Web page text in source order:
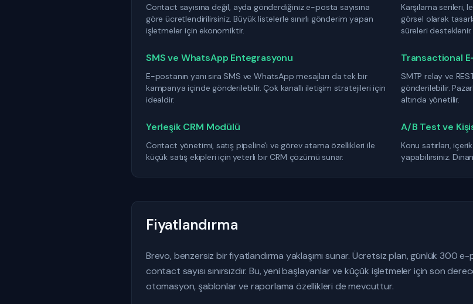
Contact sayısına değil, ayda gönderdiğiniz e-posta sayısına
göre ücretlendirilirsiniz. Büyük listelerle sınırlı gönderim yapan
işletmeler için ekonomiktir.
Karşılama serileri,
görsel olarak
süreleri desteklenir.
SMS ve WhatsApp Entegrasyonu
E-postanın yanı sıra SMS ve WhatsApp mesajları da tek bir
kampanya içinde gönderilebilir. Çok kanallı iletişim stratejileri için
idealdir.
Transactional
SMTP relay ve
gönderilebilir.
altında yönetilir.
Yerleşik CRM Modülü
Contact yönetimi, satış pipeline'ı ve görev atama özellikleri ile
küçük satış ekipleri için yeterli bir CRM çözümü sunar.
A/B Test ve
Konu satırları,
yapabilirsiniz.
Fiyatlandırma
Brevo, benzersiz bir fiyatlandırma yaklaşımı sunar. Ücretsiz plan, günlük 300
contact sayısı sınırsızdır. Bu, yeni başlayanlar ve küçük işletmeler için son
otomasyon, şablonlar ve raporlama özellikleri de mevcuttur.